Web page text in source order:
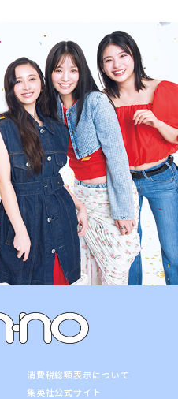
消費税総額表示について
集英社公式サイト